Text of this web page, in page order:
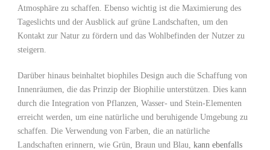
Atmosphäre zu schaffen. Ebenso ‌wichtig ist die Maximierung des
Tageslichts und der Ausblick ⁣auf⁣ grüne Landschaften, um den
Kontakt zur Natur zu fördern und das‌ Wohlbefinden der Nutzer zu ​
steigern.
Darüber hinaus ⁣beinhaltet biophiles Design​ auch die Schaffung ‍von
Innenräumen, ‌die das Prinzip der Biophilie unterstützen. Dies kann
⁤durch die Integration von Pflanzen, Wasser- und Stein-Elementen
erreicht werden, um eine natürliche und beruhigende Umgebung ⁤zu
schaffen. Die ⁢Verwendung von Farben, ​die⁢ an natürliche​
Landschaften erinnern, ​wie Grün, Braun und Blau, kann ebenfalls